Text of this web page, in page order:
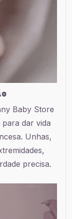
Baby Store
dar vida
Unhas,
precisa.